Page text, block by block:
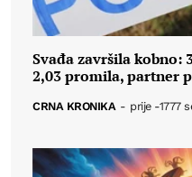
Svađa završila kobno:
2,03 promila, partner
CRNA KRONIKA - prije -1777